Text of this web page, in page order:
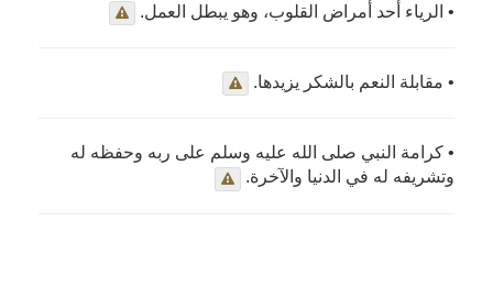
• الرياء أحد أمراض القلوب، وهو يبطل العمل.
• مقابلة النعم بالشكر يزيدها.
• كرامة النبي صلى الله عليه وسلم على ربه وحفظه له
وتشريفه له في الدنيا والآخرة.